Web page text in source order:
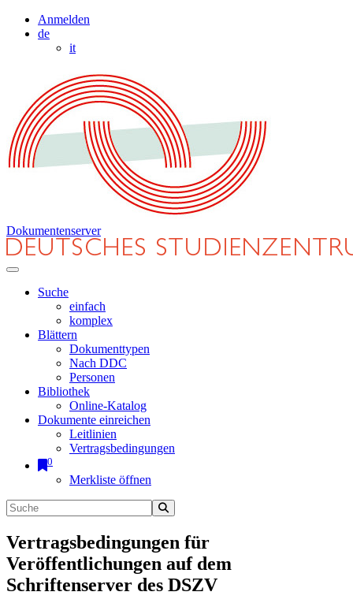
Anmelden
de
it
Dokumentenserver
Suche
einfach
komplex
Blättern
Dokumenttypen
Nach DDC
Personen
Bibliothek
Online-Katalog
Dokumente einreichen
Leitlinien
Vertragsbedingungen
0
Merkliste öffnen
Vertragsbedingungen für
Veröffentlichungen auf dem
Schriftenserver des DSZV